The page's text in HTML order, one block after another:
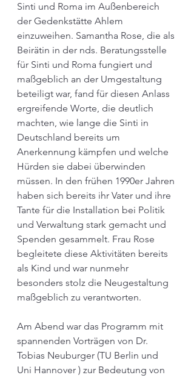
Sinti und Roma im Außenbereich
der Gedenkstätte Ahlem
einzuweihen. Samantha Rose, die als
Beirätin in der nds. Beratungsstelle
für Sinti und Roma fungiert und
maßgeblich an der Umgestaltung
beteiligt war, fand für diesen Anlass
ergreifende Worte, die deutlich
machten, wie lange die Sinti in
Deutschland bereits um
Anerkennung kämpfen und welche
Hürden sie dabei überwinden
müssen. In den frühen 1990er Jahren
haben sich bereits ihr Vater und ihre
Tante für die Installation bei Politik
und Verwaltung stark gemacht und
Spenden gesammelt. Frau Rose
begleitete diese Aktivitäten bereits
als Kind und war nunmehr
besonders stolz die Neugestaltung
maßgeblich zu verantworten.
Am Abend war das Programm mit
spannenden Vorträgen von Dr.
Tobias Neuburger (TU Berlin und
Uni Hannover ) zur Bedeutung von